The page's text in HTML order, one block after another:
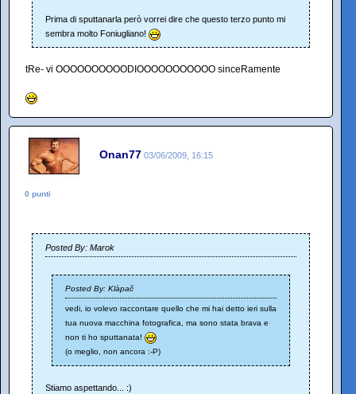
Prima di sputtanarla però vorrei dire che questo terzo punto mi
sembra molto Foniugliano!
tRe- vi OOOOOOOOOODIOOOOOOOOOOO sinceRamente
Onan77 03/06/2009, 16:15
0 punti
Posted By: Marok
Posted By: Klàpač
vedi, io volevo raccontare quello che mi hai detto ieri sulla
tua nuova macchina fotografica, ma sono stata brava e
non ti ho sputtanata!
(o meglio, non ancora :-P)
Stiamo aspettando... :)